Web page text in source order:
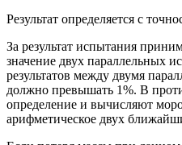
Результат определяется с
За результат испытания
значение двух параллельных
результатов между двумя
должно превышать 1%. В
определение и вычисляют
арифметическое двух